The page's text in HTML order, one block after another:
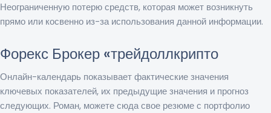
Неограниченную потерю средств, которая может возникнуть
прямо или косвенно из-за использования данной информации.
Форекс Брокер «трейдоллкрипто
Онлайн-календарь показывает фактические значения
ключевых показателей, их предыдущие значения и прогноз
следующих. Роман, можете сюда свое резюме с портфолио